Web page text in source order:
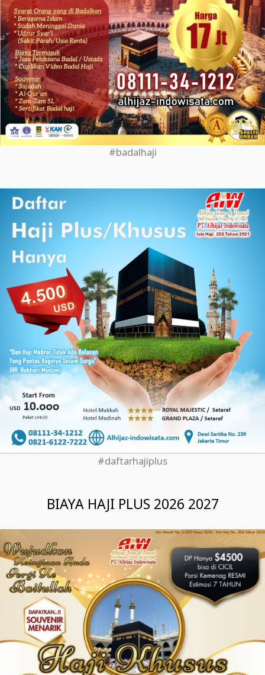
#badalhaji
#daftarhajiplus
BIAYA HAJI PLUS 2026 2027